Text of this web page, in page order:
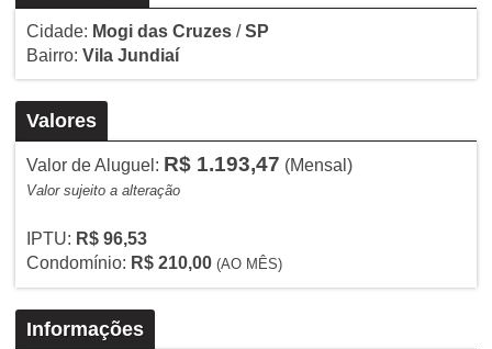
Cidade: Mogi das Cruzes/SP
Bairro: Vila Jundiaí
Valores
Valor de Aluguel: R$ 1.193,47 (Mensal)
Valor sujeito a alteração
IPTU: R$ 96,53
Condomínio: R$ 210,00 (AO MÊS)
Informações